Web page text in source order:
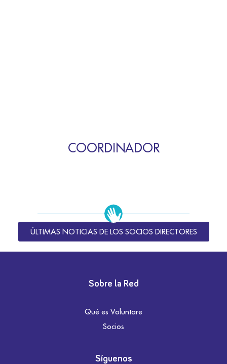
COORDINADOR
ÚLTIMAS NOTICIAS DE LOS SOCIOS DIRECTORES
Sobre la Red
Qué es Voluntare
Socios
Síguenos